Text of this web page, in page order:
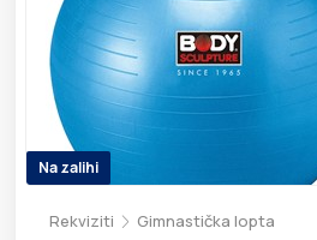
Na zalihi
Rekviziti Gimnastička lopta